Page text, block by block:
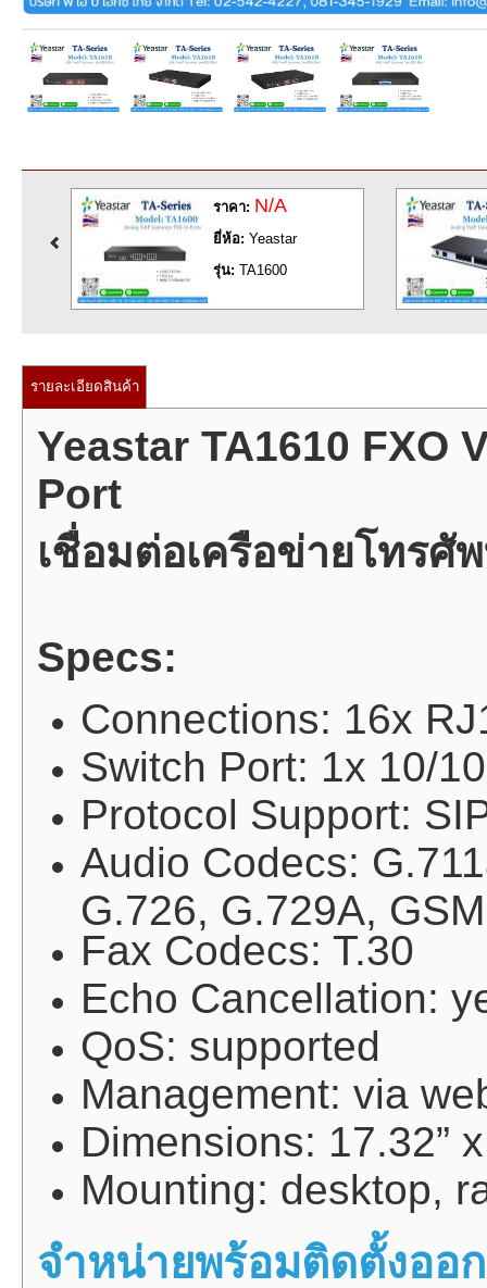
ราคา:
ยี่ห้อ:Yeastar
รุ่น:TA800
รายละเอียดสินค้า
Yeastar TA1610 FXO
Port
เชื่อมต่อเครือข่ายโทรศั
Specs:
Connections: 16x
Switch Port: 1x 10/
Protocol Support:
Audio Codecs:
G.726, G.729A, GSM
Fax Codecs: T.30
Echo Cancellation:
QoS: supported
Management: via
Dimensions: 17.32”
Mounting: desktop,
จำหน่ายพร้อมติดตั้งออ